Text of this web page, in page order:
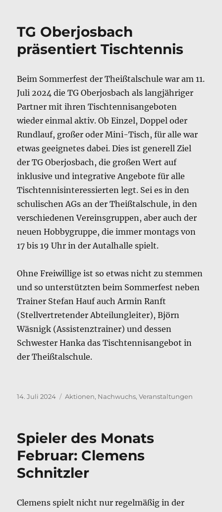
TG Oberjosbach
präsentiert Tischtennis
Beim Sommerfest der Theißtalschule war am 11.
Juli 2024 die TG Oberjosbach als langjähriger
Partner mit ihren Tischtennisangeboten
wieder einmal aktiv. Ob Einzel, Doppel oder
Rundlauf, großer oder Mini-Tisch, für alle war
etwas geeignetes dabei. Dies ist generell Ziel
der TG Oberjosbach, die großen Wert auf
inklusive und integrative Angebote für alle
Tischtennisinteressierten legt. Sei es in den
schulischen AGs an der Theißtalschule, in den
verschiedenen Vereinsgruppen, aber auch der
neuen Hobbygruppe, die immer montags von
17 bis 19 Uhr in der Autalhalle spielt.
Ohne Freiwillige ist so etwas nicht zu stemmen
und so unterstützten beim Sommerfest neben
Trainer Stefan Hauf auch Armin Ranft
(Stellvertretender Abteilungleiter), Björn
Wäsnigk (Assistenztrainer) und dessen
Schwester Hanka das Tischtennisangebot in
der Theißtalschule.
Veröffentlicht
14. Juli 2024 Kategorien
Aktionen, Nachwuchs,Veranstaltungen
Spieler des Monats
Februar: Clemens
Schnitzler
Clemens spielt nicht nur regelmäßig in der